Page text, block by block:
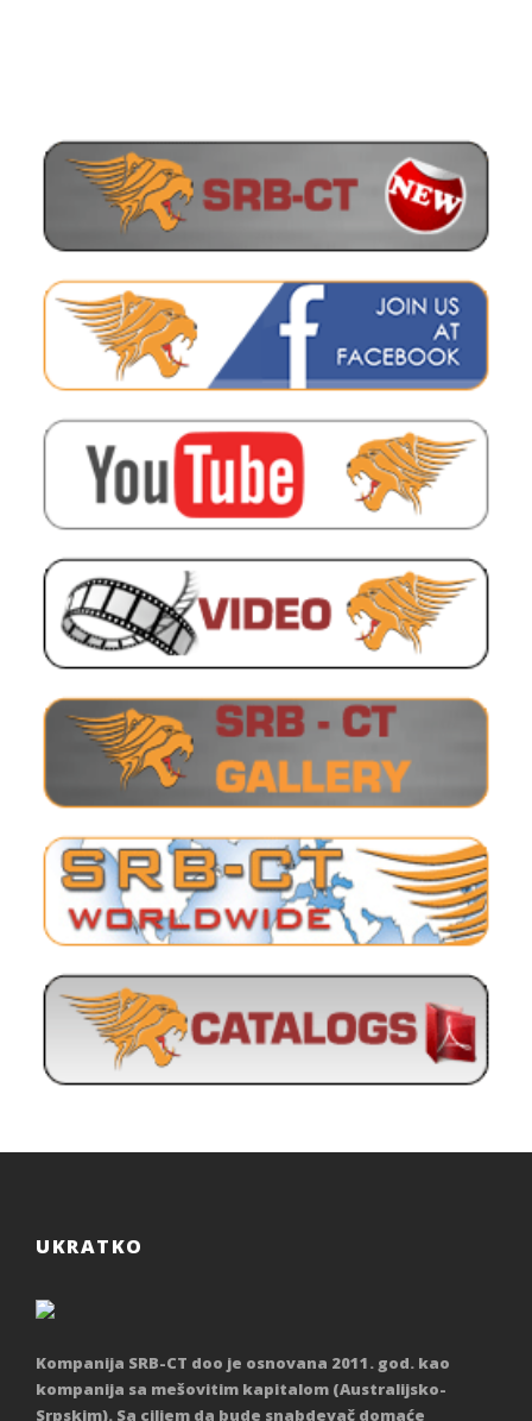
UKRATKO
Kompanija SRB-CT doo je osnovana 2011. god. kao
kompanija sa mešovitim kapitalom (Australijsko-
Srpskim). Sa ciljem da bude snabdevač domaće